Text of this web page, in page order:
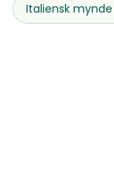
Italiensk mynde